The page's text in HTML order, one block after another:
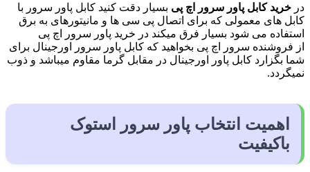
در خرید کابل پاور سرور اچ پی بسیار دقت کنید کابل پاور سرور با
کابل های معمولی که برای اتصال پی سی ها و مانیتورهای به برق
استفاده می شود بسیار فرق میکند در خرید پاور سرور اچ پی
از فروشنده سرور اچ پی بخواهید که کابل پاور سرور اورجینال برای
شما بگزارد کابل پاور اورجینال در مقابل گرما مقاوم میباشد و ذوب
نمیگردد.
اهمیت انتخاب پاور سرور استوک
باکیفیت